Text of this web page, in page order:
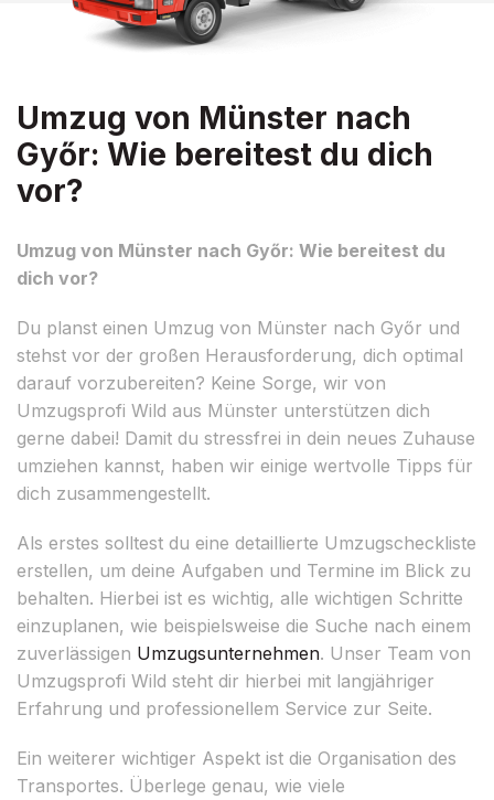
Umzug von Münster nach
Győr: Wie bereitest du dich
vor?
Umzug von Münster nach Győr: Wie bereitest du
dich vor?
Du planst einen Umzug von Münster nach Győr und
stehst vor der großen Herausforderung, dich optimal
darauf vorzubereiten? Keine Sorge, wir von
Umzugsprofi Wild aus Münster unterstützen dich
gerne dabei! Damit du stressfrei in dein neues Zuhause
umziehen kannst, haben wir einige wertvolle Tipps für
dich zusammengestellt.
Als erstes solltest du eine detaillierte Umzugscheckliste
erstellen, um deine Aufgaben und Termine im Blick zu
behalten. Hierbei ist es wichtig, alle wichtigen Schritte
einzuplanen, wie beispielsweise die Suche nach einem
zuverlässigen Umzugsunternehmen. Unser Team von
Umzugsprofi Wild steht dir hierbei mit langjähriger
Erfahrung und professionellem Service zur Seite.
Ein weiterer wichtiger Aspekt ist die Organisation des
Transportes. Überlege genau, wie viele